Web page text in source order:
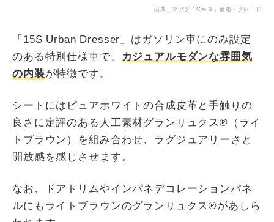
出典： マツダ「CX-３」価格・グレード
「15S Urban Dresser」はガソリン車にのみ設定
のある特別仕様車で、
カジュアルモダンな雰囲気
の内装が特徴です。
シートにはピュアホワイトの合成皮革と手触りの
良さに定評のある人工素材グランリュクス®（ライ
トブラウン）を組み合わせ、ラグジュアリーさと
開放感を感じさせます。
なお、ドアトリムやインパネデコレーションパネ
ルにもライトブラウンのグランリュクス®があしら